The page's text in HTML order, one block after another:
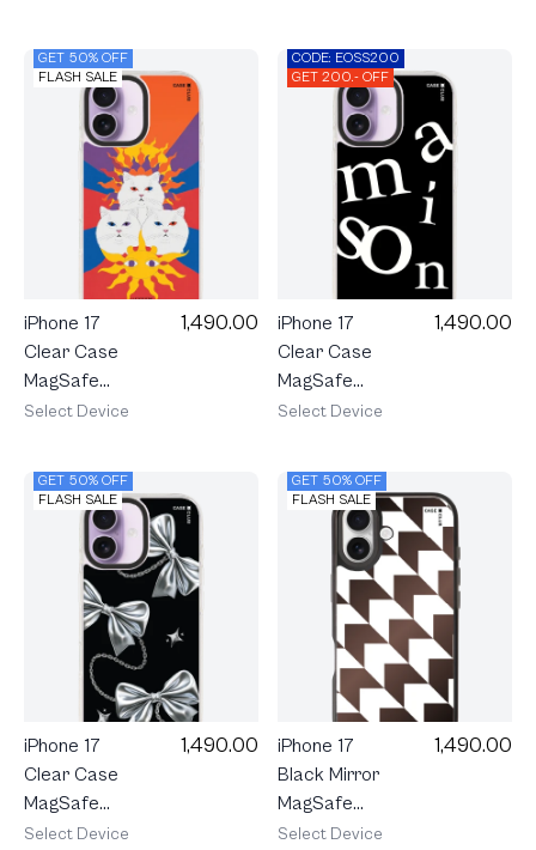
GET 50% OFF
FLASH SALE
iPhone 17
Clear Case
MagSafe
Shield
The Sun
1,490.00
Select Device
CODE: EOSS200
GET 200.- OFF
iPhone 17
Clear Case
MagSafe
Shield
KEEPS The
Imbalance
1,490.00
Select Device
GET 50% OFF
FLASH SALE
iPhone 17
Clear Case
MagSafe
Shield
1,490.00
Select Device
GET 50% OFF
FLASH SALE
iPhone 17
Black Mirror
MagSafe
Mono
1,490.00
Select Device